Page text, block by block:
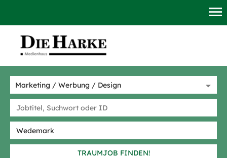
TRAUMJOB FINDEN!